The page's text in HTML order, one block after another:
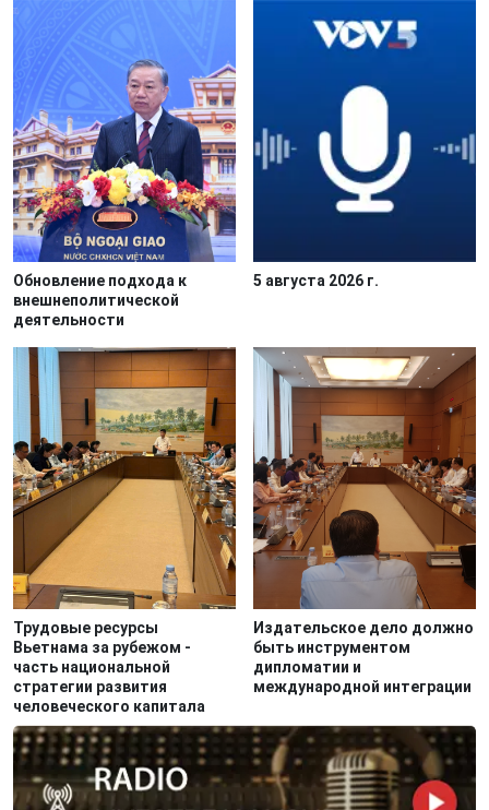
Обновление подхода к
внешнеполитической
деятельности
5 августа 2026 г.
Трудовые ресурсы
Вьетнама за рубежом -
часть национальной
стратегии развития
человеческого капитала
Издательское дело должно
быть инструментом
дипломатии и
международной интеграции